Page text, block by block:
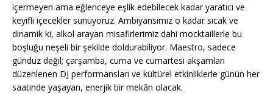
içermeyen ama eğlenceye eşlik edebilecek kadar yaratıcı ve
keyifli içecekler sunuyoruz. Ambiyansımız o kadar sıcak ve
dinamik ki, alkol arayan misafirlerimiz dahi mocktaillerle bu
boşluğu neşeli bir şekilde doldurabiliyor. Maestro, sadece
gündüz değil; çarşamba, cuma ve cumartesi akşamları
düzenlenen DJ performansları ve kültürel etkinliklerle günün her
saatinde yaşayan, enerjik bir mekân olacak.